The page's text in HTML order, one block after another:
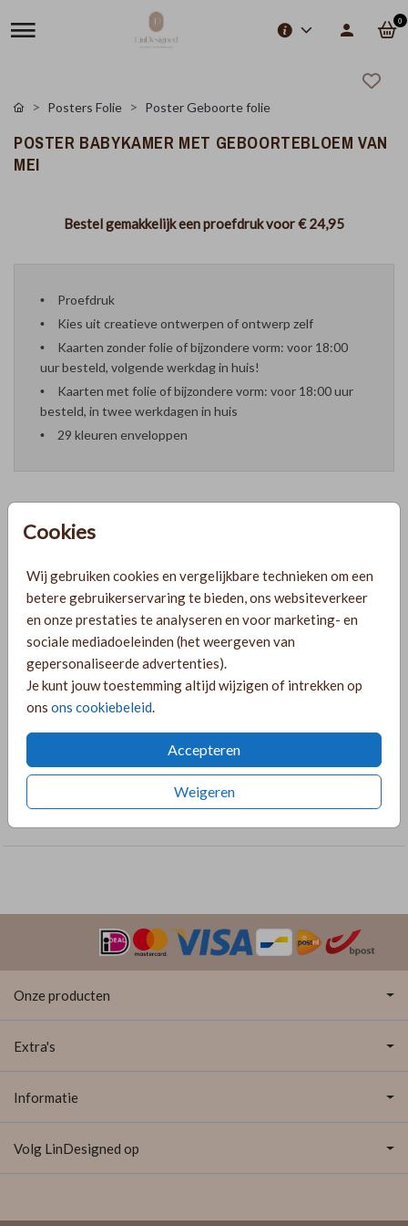
0
Cookies
Wij gebruiken cookies en vergelijkbare technieken om een
betere gebruikerservaring te bieden, ons websiteverkeer
en onze prestaties te analyseren en voor marketing- en
sociale mediadoeleinden (het weergeven van
gepersonaliseerde advertenties).
Je kunt jouw toestemming altijd wijzigen of intrekken op
ons ons cookiebeleid.
Accepteren
Weigeren
Posters Folie Poster Geboorte folie
POSTER BABYKAMER MET GEBOORTEBLOEM VAN
MEI
Bestel gemakkelijk een proefdruk voor€ 24,95
Proefdruk
Kies uit creatieve ontwerpen of ontwerp zelf
Kaarten zonder folie of bijzondere vorm: voor 18:00
uur besteld, volgende werkdag in huis!
Kaarten met folie of bijzondere vorm: voor 18:00 uur
besteld, in twee werkdagen in huis
29 kleuren enveloppen
Formaten en prijzen
PRODUCTINFORMATIE
OMSCHRIJVING
Mooie poster voor de babykamer met de geboortebloem
Onze producten
Extra's
Informatie
Volg LinDesigned op